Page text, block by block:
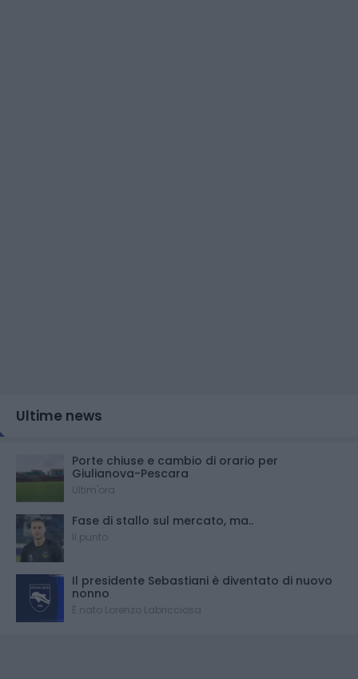
Ultime news
Porte chiuse e cambio di orario per
Giulianova-Pescara
Ultim'ora
Fase di stallo sul mercato, ma..
Il punto
Il presidente Sebastiani è diventato di nuovo
nonno
È nato Lorenzo Labricciosa